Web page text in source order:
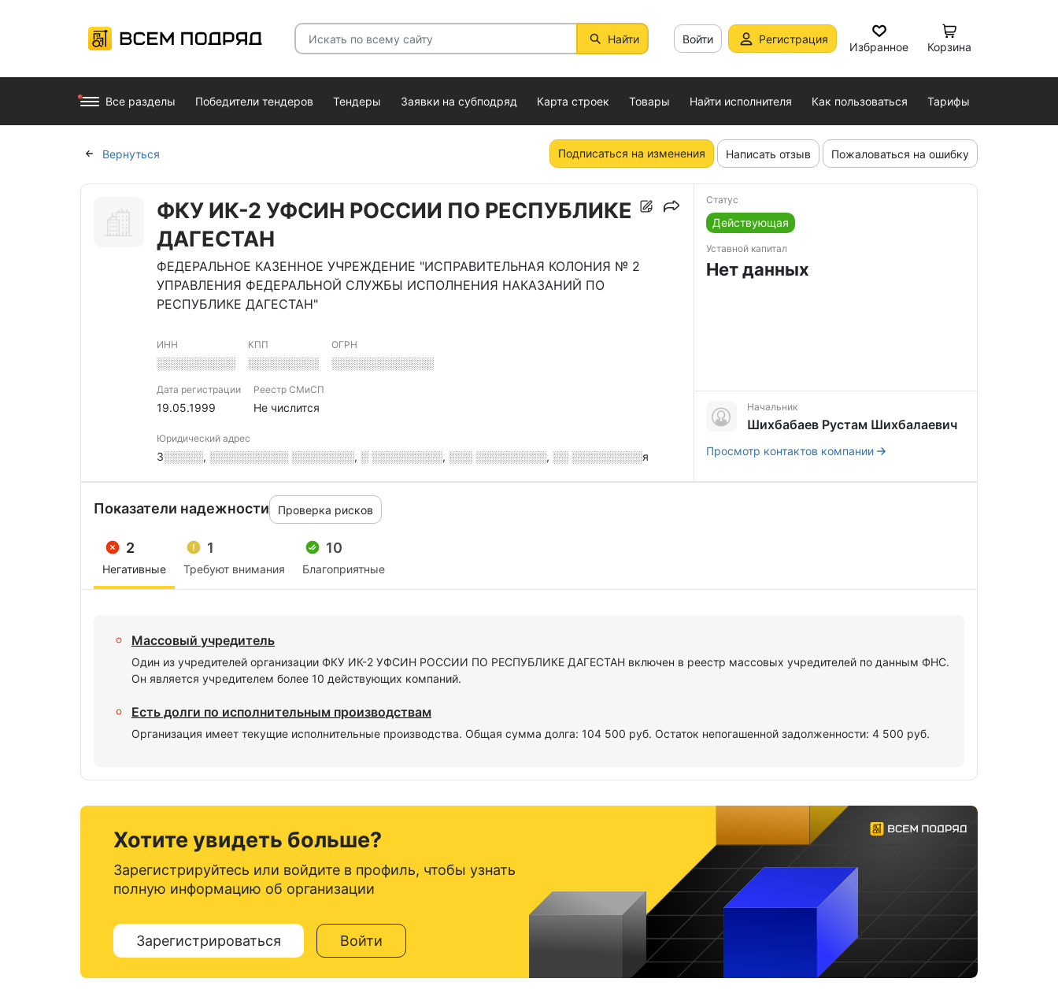
Найти Войти Регистрация
Избранное Корзина
Все разделы Победители тендеров Тендеры Заявки на субподряд Карта строек Товары Найти исполнителя Как пользоваться Тарифы
Вернуться Подписаться на изменения Написать отзыв Пожаловаться на ошибку
ФКУ ИК-2 УФСИН РОССИИ ПО РЕСПУБЛИКЕ
ДАГЕСТАН
ФЕДЕРАЛЬНОЕ КАЗЕННОЕ УЧРЕЖДЕНИЕ "ИСПРАВИТЕЛЬНАЯ КОЛОНИЯ № 2
УПРАВЛЕНИЯ ФЕДЕРАЛЬНОЙ СЛУЖБЫ ИСПОЛНЕНИЯ НАКАЗАНИЙ ПО
РЕСПУБЛИКЕ ДАГЕСТАН"
ИНН
░░░░░░░░░░
КПП
░░░░░░░░░
ОГРН
░░░░░░░░░░░░░
Дата регистрации
19.05.1999
Реестр СМиСП
Не числится
Юридический адрес
3░░░░░, ░░░░░░░░░░ ░░░░░░░░, ░ ░░░░░░░░░, ░░░ ░░░░░░░░░, ░░ ░░░░░░░░░я
Статус
Действующая
Уставной капитал
Нет данных
Начальник
Шихбабаев Рустам Шихбалаевич
Просмотр контактов компании
Показатели надежности Проверка рисков
2
Негативные
1
Требуют внимания
10
Благоприятные
Массовый учредитель
Один из учредителей организации ФКУ ИК-2 УФСИН РОССИИ ПО РЕСПУБЛИКЕ ДАГЕСТАН включен в реестр массовых учредителей по данным ФНС.
Он является учредителем более 10 действующих компаний.
Есть долги по исполнительным производствам
Организация имеет текущие исполнительные производства. Общая сумма долга: 104 500 руб. Остаток непогашенной задолженности: 4 500 руб.
Хотите увидеть больше?
Зарегистрируйтесь или войдите в профиль, чтобы узнать
полную информацию об организации
Зарегистрироваться Войти